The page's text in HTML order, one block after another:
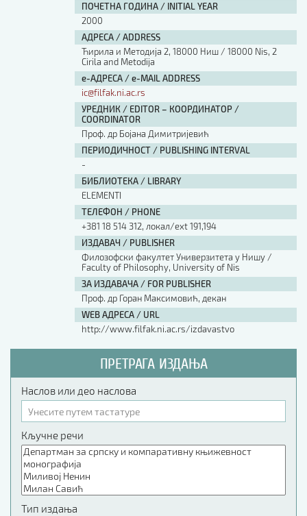
ПОЧЕТНА ГОДИНА / INITIAL YEAR
2000
АДРЕСА / ADDRESS
Ћирила и Методија 2, 18000 Ниш / 18000 Nis, 2
Cirila and Metodija
е-АДРЕСА / e-MAIL ADDRESS
ic@filfak.ni.ac.rs
УРЕДНИК / EDITOR – КООРДИНАТОР /
COORDINATOR
Проф. др Бојана Димитријевић
ПЕРИОДИЧНОСТ / PUBLISHING INTERVAL
-
БИБЛИОТЕКА / LIBRARY
ЕLEMENTI
ТЕЛЕФОН / PHONE
+381 18 514 312, локал/ext 191,194
ИЗДАВАЧ / PUBLISHER
Филозофски факултет Универзитета у Нишу /
Faculty of Philosophy, University of Nis
ЗА ИЗДАВАЧА / FOR PUBLISHER
Проф. др Горан Максимовић, декан
WEB АДРЕСА / URL
http://www.filfak.ni.ac.rs/izdavastvo
ПРЕТРАГА ИЗДАЊА
Наслов или део наслова
Кључне речи
Тип издања